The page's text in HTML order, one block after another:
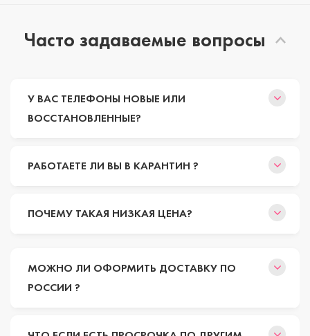
Часто задаваемые вопросы
У ВАС ТЕЛЕФОНЫ НОВЫЕ ИЛИ
ВОССТАНОВЛЕННЫЕ?
РАБОТАЕТЕ ЛИ ВЫ В КАРАНТИН ?
ПОЧЕМУ ТАКАЯ НИЗКАЯ ЦЕНА?
МОЖНО ЛИ ОФОРМИТЬ ДОСТАВКУ ПО
РОССИИ ?